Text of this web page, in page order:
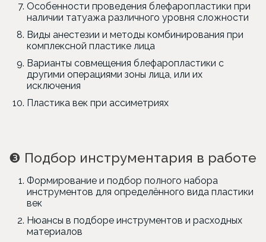
Особенности проведения блефаропластики при
наличии татуажа различного уровня сложности
Виды анестезии и методы комбинирования при
комплексной пластике лица
Варианты совмещения блефаропластики с
другими операциями зоны лица, или их
исключения
Пластика век при ассиметриях
❸ Подбор инструментария в работе
Формирование и подбор полного набора
инструментов для определённого вида пластики
век
Нюансы в подборе инструментов и расходных
материалов